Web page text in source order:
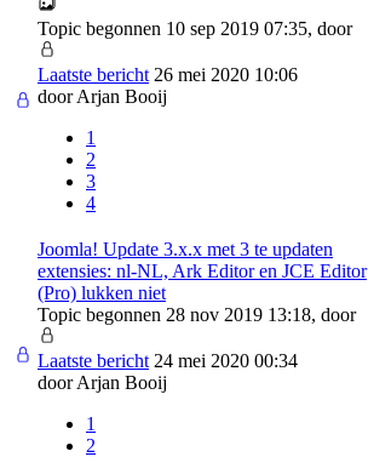
Topic begonnen 10 sep 2019 07:35, door
Laatste bericht 26 mei 2020 10:06
doorArjan Booij
1
2
3
4
Joomla! Update 3.x.x met 3 te updaten
extensies: nl-NL, Ark Editor en JCE Editor
(Pro) lukken niet
Topic begonnen 28 nov 2019 13:18, door
Laatste bericht 24 mei 2020 00:34
doorArjan Booij
1
2